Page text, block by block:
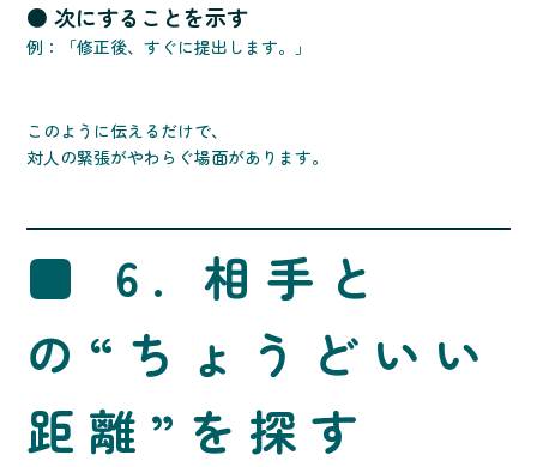
● 次にすることを示す
例：「修正後、すぐに提出します。」
このように伝えるだけで、
対人の緊張がやわらぐ場面があります。
■ 6. 相手と
の“ちょうどいい
距離”を探す